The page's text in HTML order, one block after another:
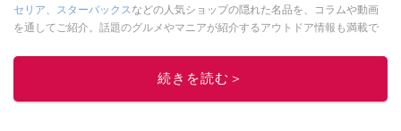
セリア、 スターバックスなどの人気ショップの隠れた名品を、コラムや動画
を通してご紹介。話題のグルメやマニアが紹介するアウトドア情報も満載で
レビューしています。毎日トレンド情報をお届けしているので、ぜひ
してください！続きを読む＞